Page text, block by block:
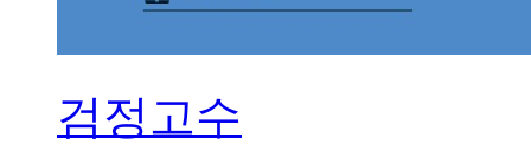
검정고수